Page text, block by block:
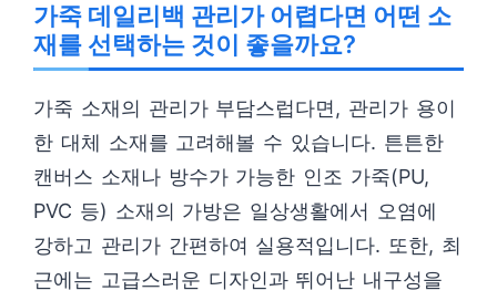
가죽 데일리백 관리가 어렵다면 어떤 소
재를 선택하는 것이 좋을까요?
가죽 소재의 관리가 부담스럽다면, 관리가 용이
한 대체 소재를 고려해볼 수 있습니다. 튼튼한
캔버스 소재나 방수가 가능한 인조 가죽(PU,
PVC 등) 소재의 가방은 일상생활에서 오염에
강하고 관리가 간편하여 실용적입니다. 또한, 최
근에는 고급스러운 디자인과 뛰어난 내구성을